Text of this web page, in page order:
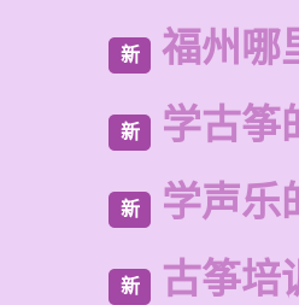
新 福州哪
新 学古筝
新 学声乐
新 古筝培